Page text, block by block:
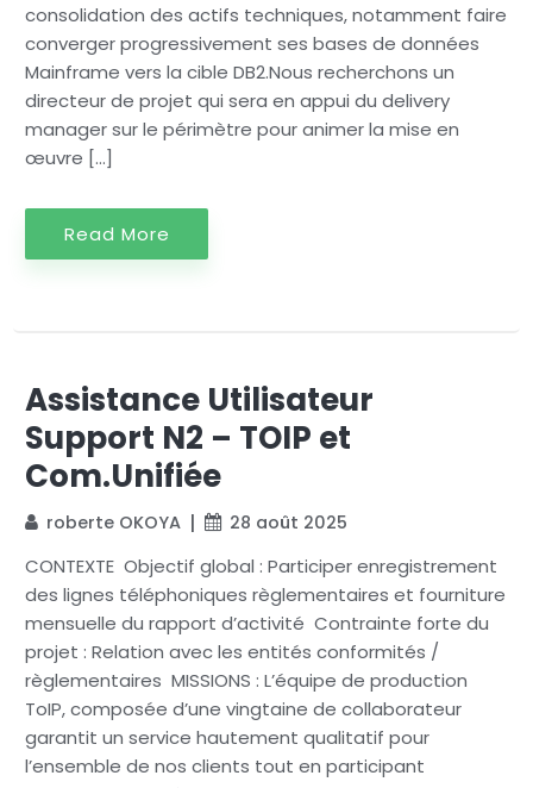
consolidation des actifs techniques, notamment faire
converger progressivement ses bases de données
Mainframe vers la cible DB2.Nous recherchons un
directeur de projet qui sera en appui du delivery
manager sur le périmètre pour animer la mise en
œuvre […]
Read More
Assistance Utilisateur
Support N2 – TOIP et
Com.Unifiée
roberte OKOYA 28 août 2025
CONTEXTE Objectif global : Participer enregistrement
des lignes téléphoniques règlementaires et fourniture
mensuelle du rapport d’activité Contrainte forte du
projet : Relation avec les entités conformités /
règlementaires MISSIONS : L’équipe de production
ToIP, composée d’une vingtaine de collaborateur
garantit un service hautement qualitatif pour
l’ensemble de nos clients tout en participant